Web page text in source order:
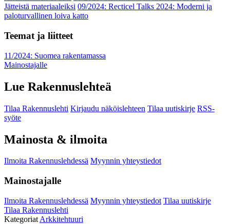
Jätteistä materiaaleiksi 09/2024: Recticel Talks 2024: Moderni ja
paloturvallinen loiva katto
Teemat ja liitteet
11/2024: Suomea rakentamassa
Mainostajalle
Lue Rakennuslehteä
Tilaa Rakennuslehti Kirjaudu näköislehteen Tilaa uutiskirje RSS-
syöte
Mainosta & ilmoita
Ilmoita Rakennuslehdessä Myynnin yhteystiedot
Mainostajalle
Ilmoita Rakennuslehdessä Myynnin yhteystiedot Tilaa uutiskirje
Tilaa Rakennuslehti
Kategoriat Arkkitehtuuri